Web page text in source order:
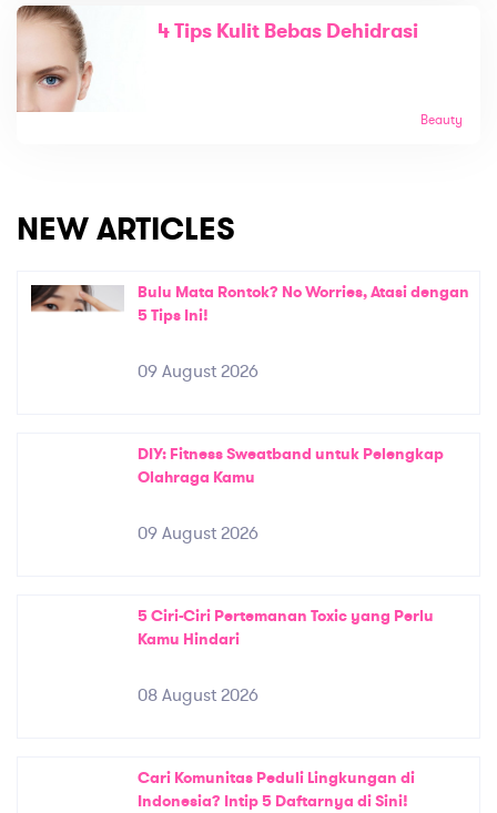
4 Tips Kulit Bebas Dehidrasi
Beauty
NEW ARTICLES
Bulu Mata Rontok? No Worries, Atasi dengan
5 Tips Ini!
09 August 2026
DIY: Fitness Sweatband untuk Pelengkap
Olahraga Kamu
09 August 2026
5 Ciri-Ciri Pertemanan Toxic yang Perlu
Kamu Hindari
08 August 2026
Cari Komunitas Peduli Lingkungan di
Indonesia? Intip 5 Daftarnya di Sini!